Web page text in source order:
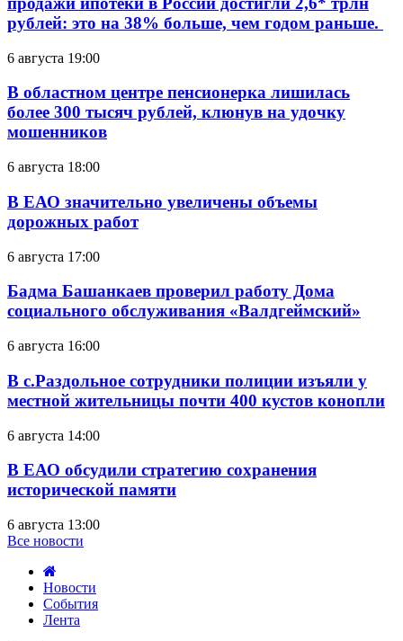
рублей: это на 38% больше, чем годом раньше.
6 августа 19:00
В областном центре пенсионерка лишилась
более 300 тысяч рублей, клюнув на удочку
мошенников
6 августа 18:00
В ЕАО значительно увеличены объемы
дорожных работ
6 августа 17:00
Бадма Башанкаев проверил работу Дома
социального обслуживания «Валдгеймский»
6 августа 16:00
В с.Раздольное сотрудники полиции изъяли у
местной жительницы почти 400 кустов конопли
6 августа 14:00
В ЕАО обсудили стратегию сохранения
исторической памяти
6 августа 13:00
Все новости
Новости
События
Лента